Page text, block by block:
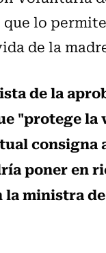
lo
de la
de la
"protege la
consigna
poner en
ministra